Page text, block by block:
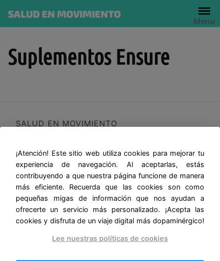
content
SALUD EN MOVIMIENTO
Menu
Suplementos Ensure
SALUD EN MOVIMIENTO
¡Atención! Este sitio web utiliza cookies para mejorar tu
experiencia de navegación. Al aceptarlas, estás
contribuyendo a que nuestra página funcione de manera
más eficiente. Recuerda que las cookies son como
pequeñas migas de información que nos ayudan a
ofrecerte un servicio más personalizado. ¡Acepta las
cookies y disfruta de un viaje digital más dopaminérgico!
Lee nuestras políticas de cookies